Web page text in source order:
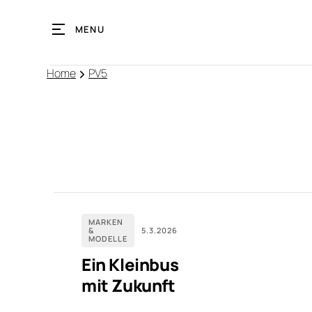
MENU
Home PV5
MARKEN
&
MODELLE
5.3.2026
Ein Kleinbus
mit Zukunft